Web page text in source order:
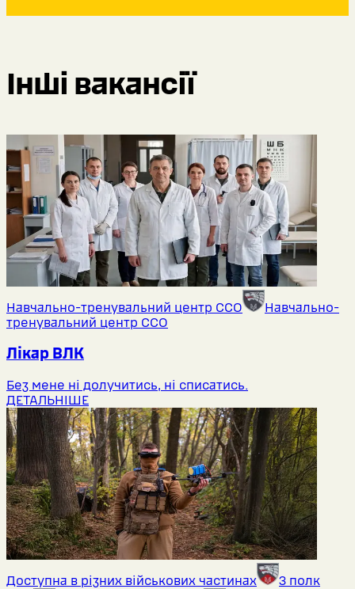
Інші вакансії
Навчально-тренувальний центр ССО
Навчально-
тренувальний центр ССО
Лікар ВЛК
Без мене ні долучитись, ні списатись.
ДЕТАЛЬНІШЕ
Доступна в різних військових частинах
3 полк